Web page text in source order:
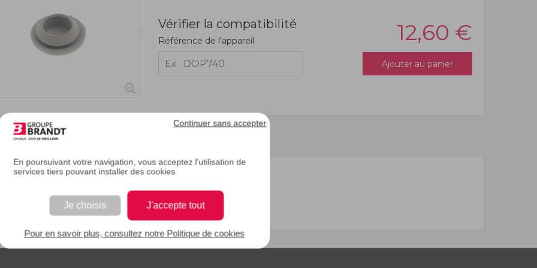
En poursuivant votre navigation, vous acceptez l'utilisation de
services tiers pouvant installer des cookies
Je choisis J'accepte tout
Continuer sans accepter
Pour en savoir plus, consultez notre Politique de cookies
Vérifier la compatibilité
Référence de l'appareil 12,60 €
Ajouter au panier
description.
: 3251430242011